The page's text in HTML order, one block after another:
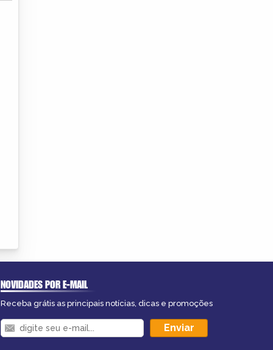
NOVIDADES POR E-MAIL
Receba grátis as principais notícias, dicas e promoções